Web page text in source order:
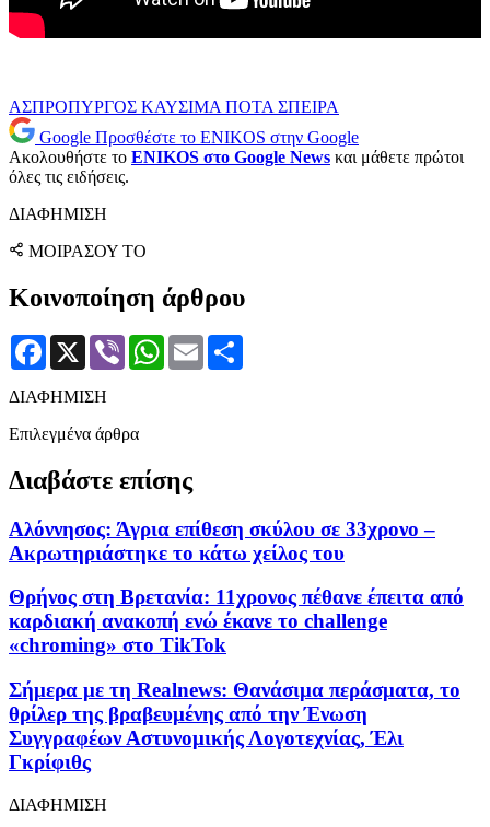
ΑΣΠΡΟΠΥΡΓΟΣ ΚΑΥΣΙΜΑ ΠΟΤΑ ΣΠΕΙΡΑ
Google Προσθέστε το ENIKOS στην Google
Ακολουθήστε το ENIKOS στο Google News και μάθετε πρώτοι
όλες τις ειδήσεις.
ΔΙΑΦΗΜΙΣΗ
ΜΟΙΡΑΣΟΥ ΤΟ
Κοινοποίηση άρθρου
Facebook
X Viber WhatsApp
Email
ΔΙΑΦΗΜΙΣΗ
Επιλεγμένα άρθρα
Διαβάστε επίσης
Αλόννησος: Άγρια επίθεση σκύλου σε 33χρονο –
Ακρωτηριάστηκε το κάτω χείλος του
Θρήνος στη Βρετανία: 11χρονος πέθανε έπειτα από
καρδιακή ανακοπή ενώ έκανε το challenge
«chroming» στο TikTok
Σήμερα με τη Realnews: Θανάσιμα περάσματα, το
θρίλερ της βραβευμένης από την Ένωση
Συγγραφέων Αστυνομικής Λογοτεχνίας, Έλι
Γκρίφιθς
ΔΙΑΦΗΜΙΣΗ